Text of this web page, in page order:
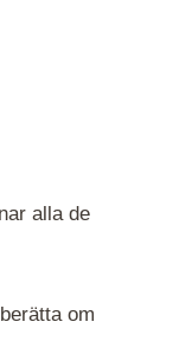
alla de
om